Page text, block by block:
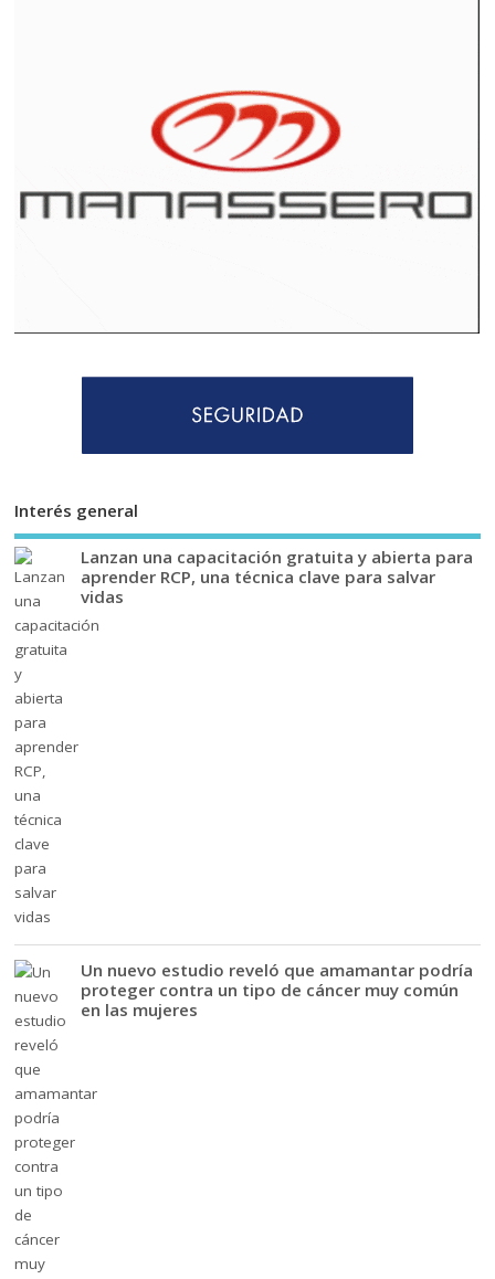
Interés general
Lanzan una capacitación gratuita y abierta para
aprender RCP, una técnica clave para salvar
vidas
Un nuevo estudio reveló que amamantar podría
proteger contra un tipo de cáncer muy común
en las mujeres